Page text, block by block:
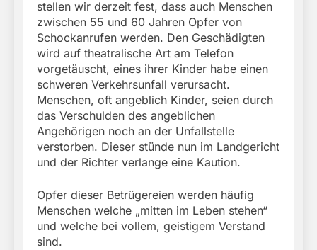
stellen wir derzeit fest, dass auch Menschen
zwischen 55 und 60 Jahren Opfer von
Schockanrufen werden. Den Geschädigten
wird auf theatralische Art am Telefon
vorgetäuscht, eines ihrer Kinder habe einen
schweren Verkehrsunfall verursacht.
Menschen, oft angeblich Kinder, seien durch
das Verschulden des angeblichen
Angehörigen noch an der Unfallstelle
verstorben. Dieser stünde nun im Landgericht
und der Richter verlange eine Kaution.
Opfer dieser Betrügereien werden häufig
Menschen welche „mitten im Leben stehen“
und welche bei vollem, geistigem Verstand
sind.